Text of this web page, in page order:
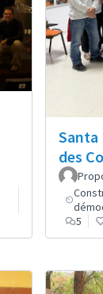
Santa
des
5